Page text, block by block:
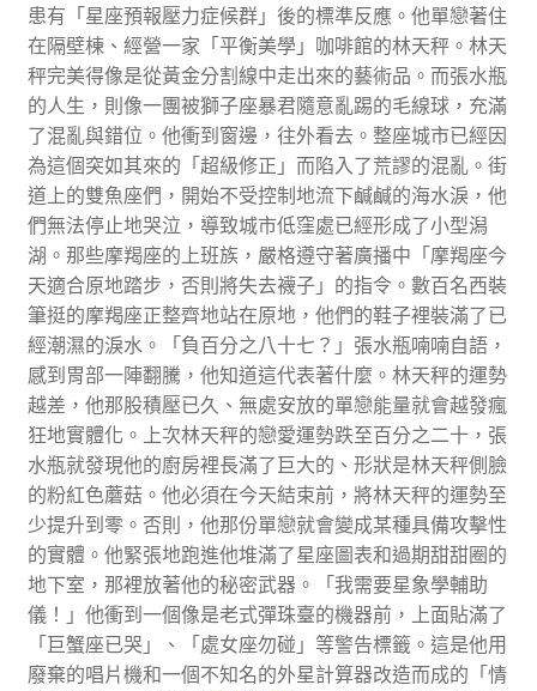
患有「星座預報壓力症候群」後的標準反應。他單戀著住
在隔壁棟、經營一家「平衡美學」咖啡館的林天秤。林天
秤完美得像是從黃金分割線中走出來的藝術品。而張水瓶
的人生，則像一團被獅子座暴君隨意亂踢的毛線球，充滿
了混亂與錯位。他衝到窗邊，往外看去。整座城市已經因
為這個突如其來的「超級修正」而陷入了荒謬的混亂。街
道上的雙魚座們，開始不受控制地流下鹹鹹的海水淚，他
們無法停止地哭泣，導致城市低窪處已經形成了小型潟
湖。那些摩羯座的上班族，嚴格遵守著廣播中「摩羯座今
天適合原地踏步，否則將失去襪子」的指令。數百名西裝
筆挺的摩羯座正整齊地站在原地，他們的鞋子裡裝滿了已
經潮濕的淚水。「負百分之八十七？」張水瓶喃喃自語，
感到胃部一陣翻騰，他知道這代表著什麼。林天秤的運勢
越差，他那股積壓已久、無處安放的單戀能量就會越發瘋
狂地實體化。上次林天秤的戀愛運勢跌至百分之二十，張
水瓶就發現他的廚房裡長滿了巨大的、形狀是林天秤側臉
的粉紅色蘑菇。他必須在今天結束前，將林天秤的運勢至
少提升到零。否則，他那份單戀就會變成某種具備攻擊性
的實體。他緊張地跑進他堆滿了星座圖表和過期甜甜圈的
地下室，那裡放著他的秘密武器。「我需要星象學輔助
儀！」他衝到一個像是老式彈珠臺的機器前，上面貼滿了
「巨蟹座已哭」、「處女座勿碰」等警告標籤。這是他用
廢棄的唱片機和一個不知名的外星計算器改造而成的「情